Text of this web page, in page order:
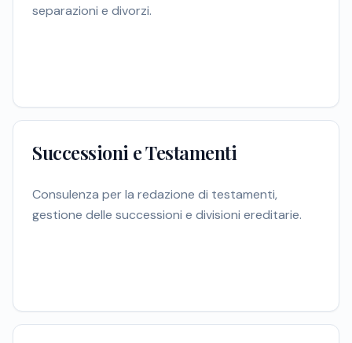
separazioni e divorzi.
Successioni e Testamenti
Consulenza per la redazione di testamenti,
gestione delle successioni e divisioni ereditarie.